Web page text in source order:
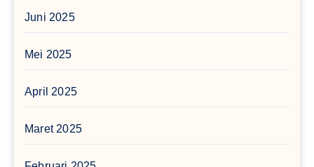
Juni 2025
Mei 2025
April 2025
Maret 2025